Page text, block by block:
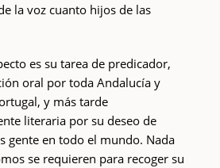
la voz cuanto hijos de las
es su tarea de predicador,
oral por toda Andalucía y
y más tarde
literaria por su deseo de
gente en todo el mundo. Nada
se requieren para recoger su